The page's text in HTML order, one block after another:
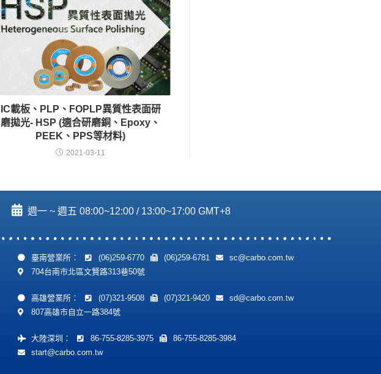
IC載板、PLP、FOPLP異質性表面研
磨拋光- HSP (適合研磨銅、Epoxy、
PEEK、PPS等材料)
2021-03-11
週一 ~ 週五 08:00~12:00 / 13:00~17:00 GMT+8
臺南營業所： (06)259-6770 (06)259-6781
sc@carbo.com.tw
704台南市北區文賢路313巷50號
高雄營業所： (07)321-9508 (07)321-9420
sd@carbo.com.tw
807高雄市自立一路384號
大陸深圳： 86-755-8285-3975
86-755-8285-3984
start@carbo.com.tw